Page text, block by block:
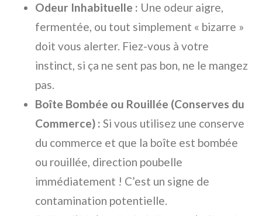
Odeur Inhabituelle : Une odeur aigre,
fermentée, ou tout simplement « bizarre »
doit vous alerter. Fiez-vous à votre
instinct, si ça ne sent pas bon, ne le mangez
pas.
Boîte Bombée ou Rouillée (Conserves du
Commerce) : Si vous utilisez une conserve
du commerce et que la boîte est bombée
ou rouillée, direction poubelle
immédiatement ! C’est un signe de
contamination potentielle.